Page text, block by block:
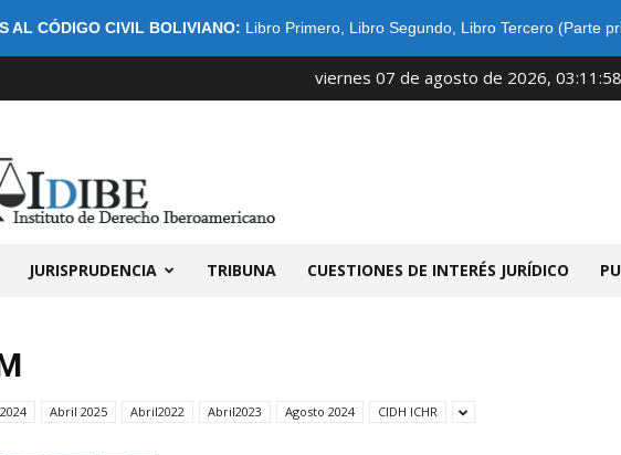
AL CÓDIGO CIVIL BOLIVIANO: Libro Primero, Libro Segundo, Libro Tercero (Parte
viernes 07 de agosto de 2026,
JURISPRUDENCIA TRIBUNA CUESTIONES DE INTERÉS JURÍDICO
Abril 2025 Abril2022 Abril2023 Agosto 2024 CIDH ICHR